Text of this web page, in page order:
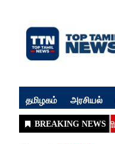
தமிழகம் அரசியல்